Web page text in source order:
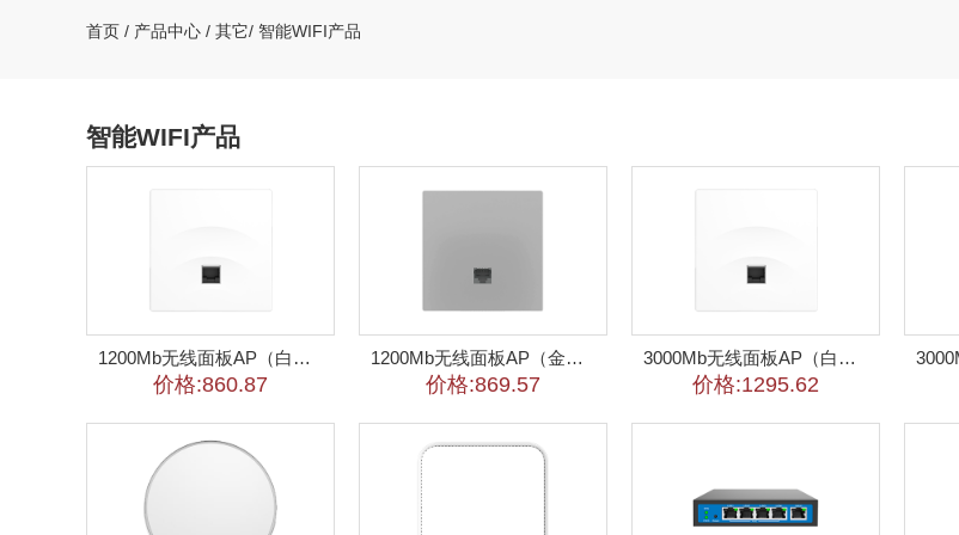
首页 / 产品中心 / 其它/ 智能WIFI产品
智能WIFI产品
1200Mb无线面板AP（白色）
价格:860.87
1200Mb无线面板AP（金属灰）
价格:869.57
3000Mb无线面板AP（白色）
价格:1295.62